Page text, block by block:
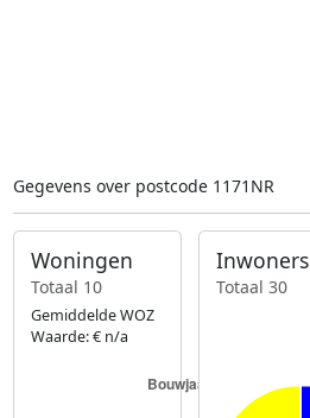
Gegevens over postcode 1171NR
Woningen
Totaal 10
Gemiddelde WOZ
Waarde: € n/a
Inwoners
Totaal 30